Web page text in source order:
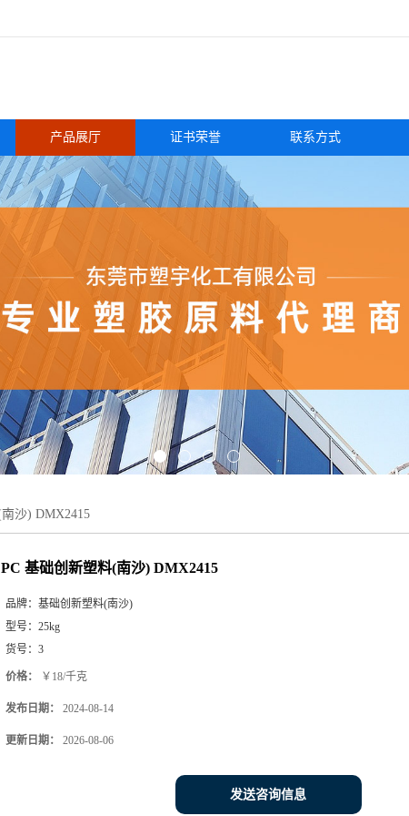
产品展厅 证书荣誉 联系方式
沙) DMX2415
PC 基础创新塑料(南沙) DMX2415
品牌： 基础创新塑料(南沙)
型号： 25kg
货号： 3
价格： ￥18/千克
发布日期： 2024-08-14
更新日期： 2026-08-06
发送咨询信息